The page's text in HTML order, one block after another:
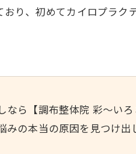
り、初めてカイロプラ
なら【調布整体院 彩～い
みの本当の原因を見つけ